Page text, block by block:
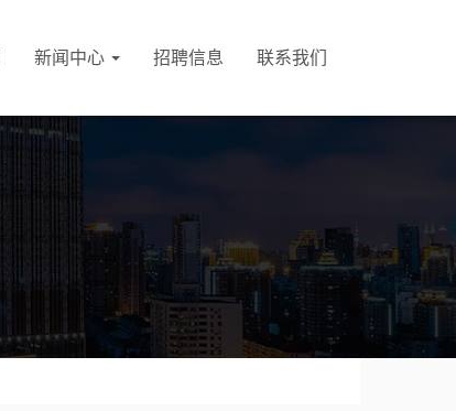
新闻中心 招聘信息 联系我们